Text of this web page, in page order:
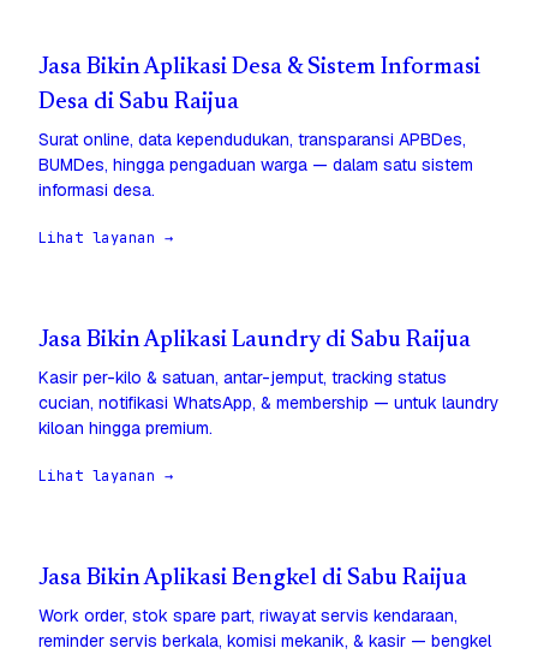
Jasa Bikin Aplikasi Desa & Sistem Informasi
Desa di Sabu Raijua
Surat online, data kependudukan, transparansi APBDes,
BUMDes, hingga pengaduan warga — dalam satu sistem
informasi desa.
Lihat layanan →
Jasa Bikin Aplikasi Laundry di Sabu Raijua
Kasir per-kilo & satuan, antar-jemput, tracking status
cucian, notifikasi WhatsApp, & membership — untuk laundry
kiloan hingga premium.
Lihat layanan →
Jasa Bikin Aplikasi Bengkel di Sabu Raijua
Work order, stok spare part, riwayat servis kendaraan,
reminder servis berkala, komisi mekanik, & kasir — bengkel